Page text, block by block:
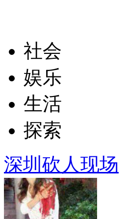
社会
娱乐
生活
探索
深圳砍人现场